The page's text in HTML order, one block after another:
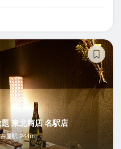
東北商店 名駅店
屋駅 244m